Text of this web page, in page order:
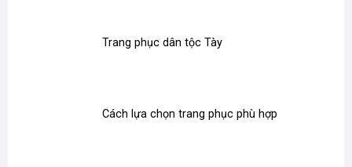
Trang phục dân tộc Tày
Cách lựa chọn trang phục phù hợp